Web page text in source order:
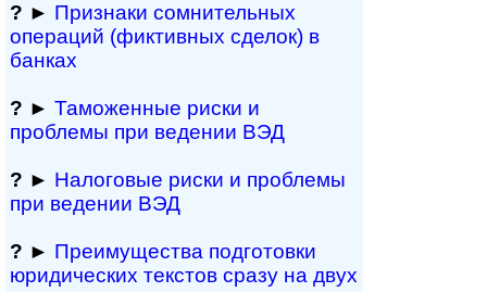
? ► Признаки сомнитель­ных
операций (фиктивных сделок) в
банках
? ► Таможенные риски и
проблемы при ведении ВЭД
? ► Налоговые риски и проблемы
при ведении ВЭД
? ► Преимущества под­гото­вки
юри­ди­чес­ких тек­с­тов сразу на двух